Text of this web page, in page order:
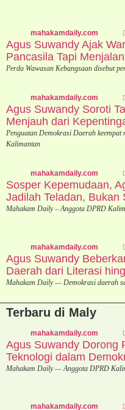
mahakamdaily.com
Agus Suwandy Ajak
Pancasila Tapi
Perda Wawasan Kebangsaan disebut
mahakamdaily.com
Agus Suwandy Soroti
Menjauh dari
Penguatan Demokrasi Daerah
Kalimantan
mahakamdaily.com
Sosper Kepemudaan,
Jadilah Teladan, Bukan
Mahakam Daily – Anggota DPRD
mahakamdaily.com
Agus Suwandy
Daerah dari Literasi
Mahakam Daily — Demokrasi daerah
Terbaru di Maly
mahakamdaily.com
Agus Suwandy Dorong
Teknologi dalam
Mahakam Daily — Anggota DPRD
mahakamdaily.com